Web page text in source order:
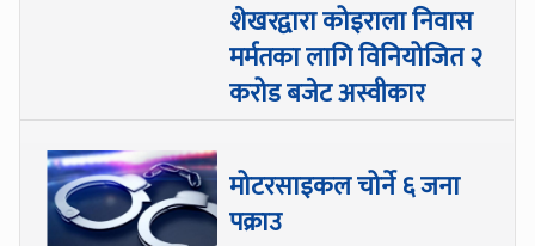
शेखरद्वारा कोइराला निवास
मर्मतका लागि विनियोजित २
करोड बजेट अस्वीकार
मोटरसाइकल चोर्ने ६ जना
पक्राउ